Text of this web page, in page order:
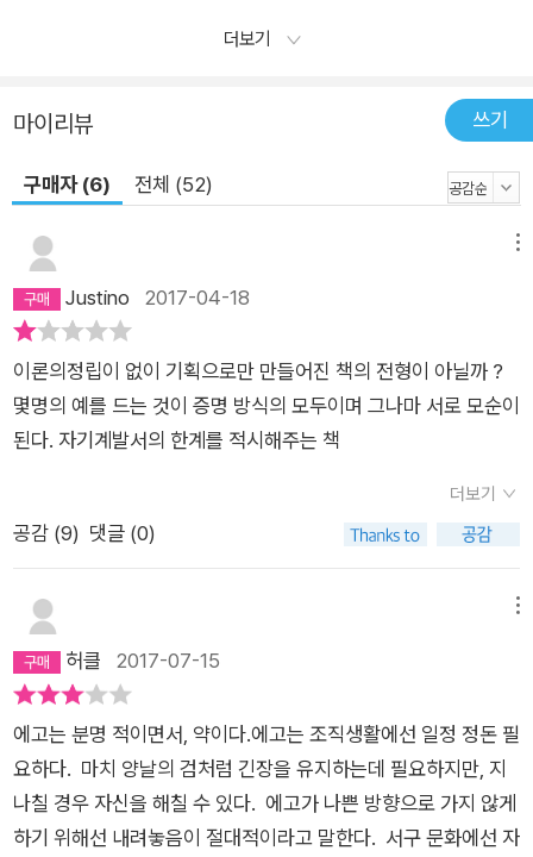
더보기
마이리뷰 쓰기
구매자 (6) 전체 (52)
Justino 2017-04-18
이론의정립이 없이 기획으로만 만들어진 책의 전형이 아닐까 ?
몇명의 예를 드는 것이 증명 방식의 모두이며 그나마 서로 모순이
된다. 자기계발서의 한계를 적시해주는 책
더보기
공감 (9) 댓글 (0)
허클 2017-07-15
에고는 분명 적이면서, 약이다.에고는 조직생활에선 일정 정돈 필
요하다. 마치 양날의 검처럼 긴장을 유지하는데 필요하지만, 지
나칠 경우 자신을 해칠 수 있다. 에고가 나쁜 방향으로 가지 않게
하기 위해선 내려놓음이 절대적이라고 말한다. 서구 문화에선 자